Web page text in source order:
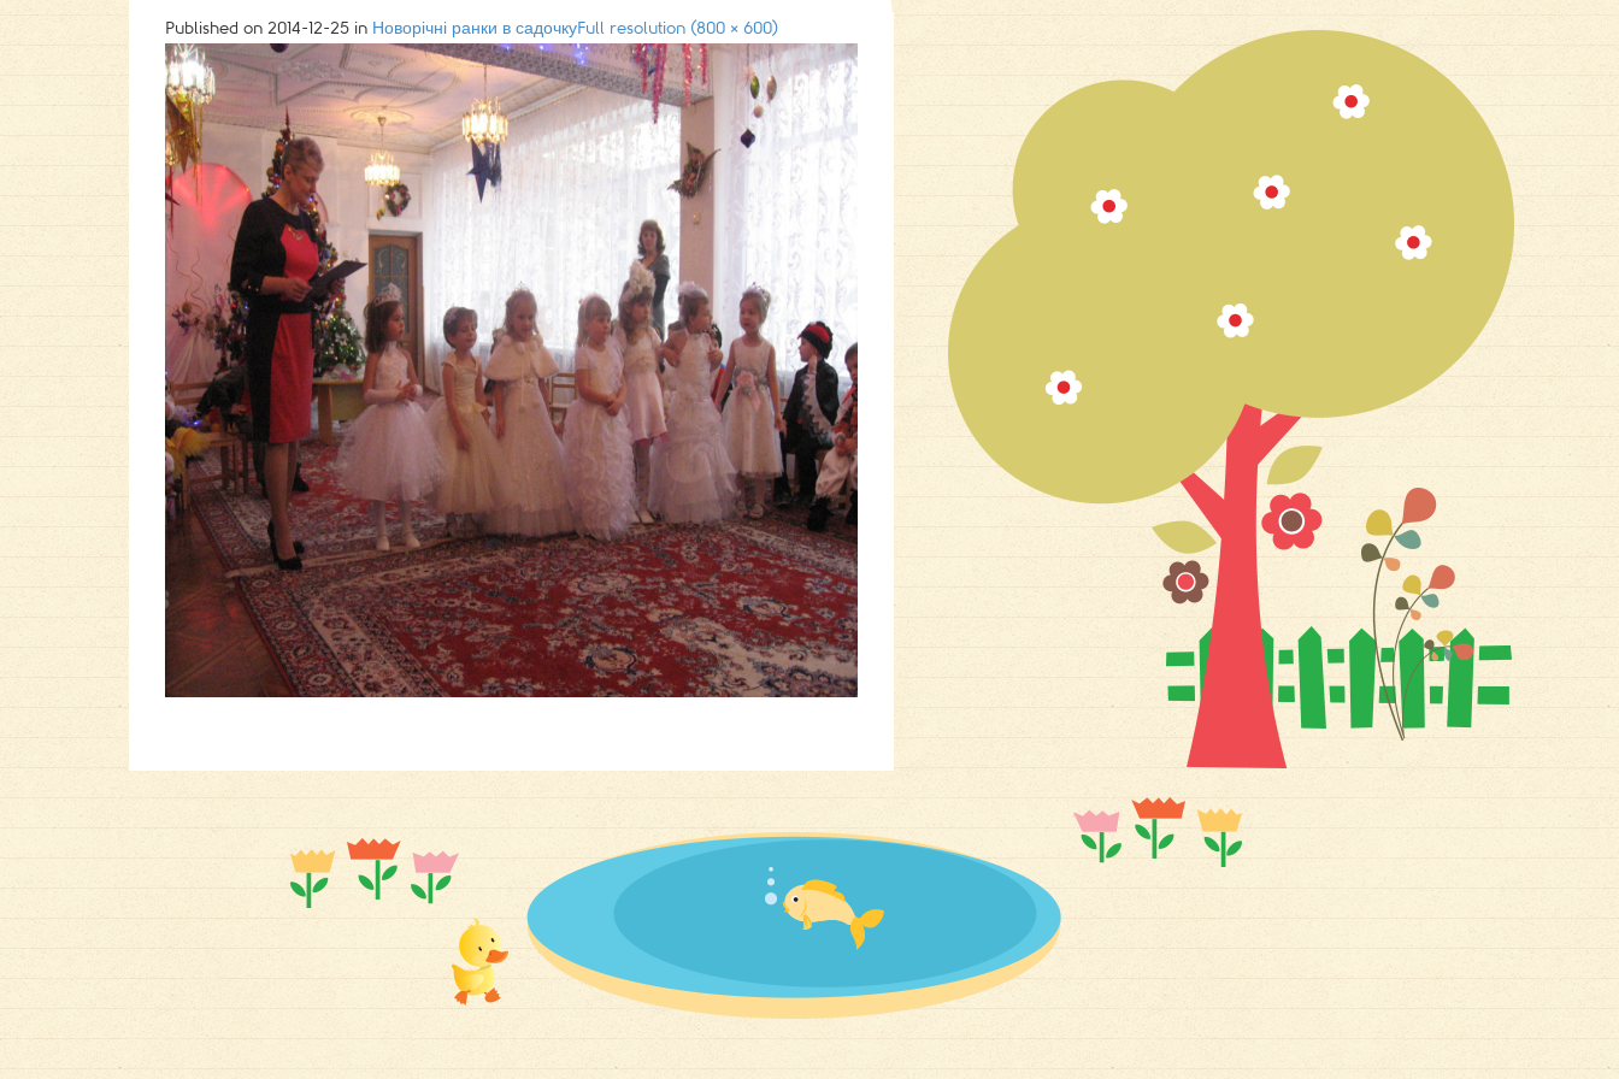
Published on 2014-12-25 in Новорічні ранки в садочкуFull resolution (800 × 600)